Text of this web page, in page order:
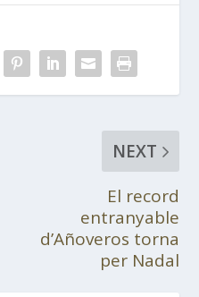
NEXT
El record
entranyable
d’Añoveros torna
per Nadal